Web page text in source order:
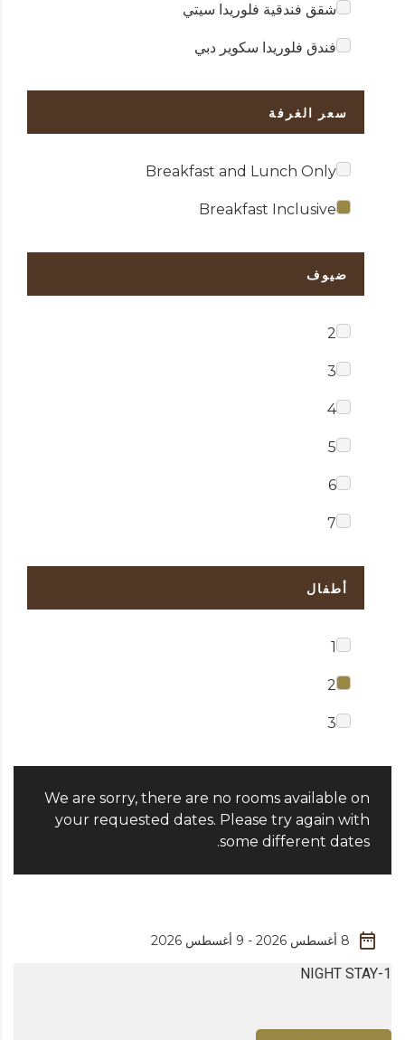
شقق فندقية فلوريدا سيتي
فندق فلوريدا سكوير دبي
سعر الغرفة
Breakfast and Lunch Only
Breakfast Inclusive
ضيوف
2
3
4
5
6
7
أطفال
1
2
3
We are sorry, there are no rooms available on
your requested dates. Please try again with
some different dates.
1-NIGHT STAY